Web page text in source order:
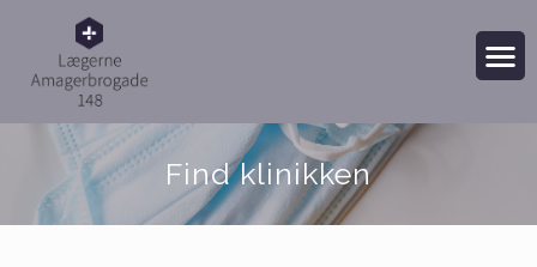
Find klinikken